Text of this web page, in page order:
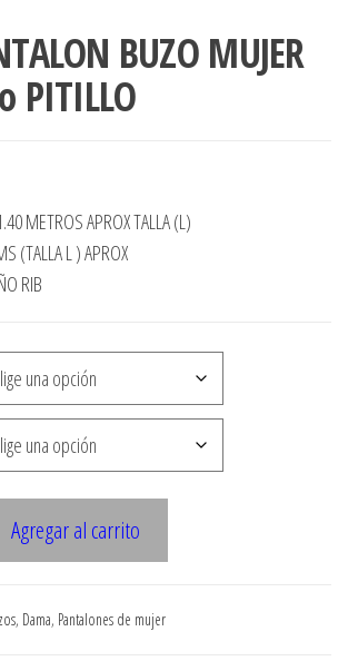
BUZO MUJER
PITILLO
METROS APROX TALLA (L)
(TALLA L ) APROX
RIB
Agregar al carrito
, Dama, Pantalones de mujer